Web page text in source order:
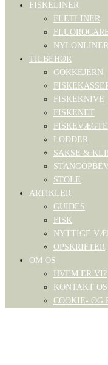
FISKELINER
FLETLINER
NYLONLINER
TILBEHØR
GOKKEJERN
FISKEKNIVE
FISKENET
FISKEVÆGTE
LODDER
SAKSE &
STOLE
ARTIKLER
GUIDES
FISK
NYTTIGE
OPSKRIFTER
OM OS
HVEM ER VI?
KONTAKT OS
COOKIE- OG